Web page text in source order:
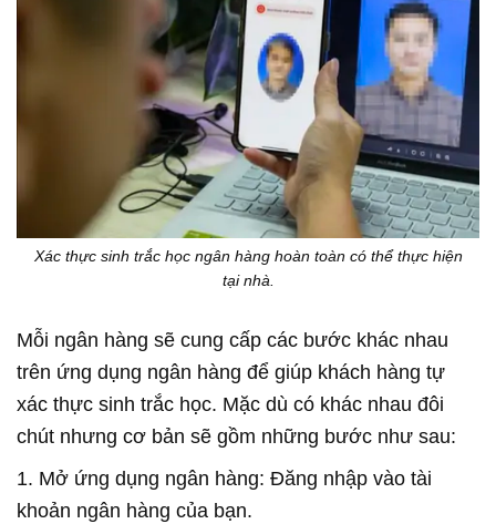
Xác thực sinh trắc học ngân hàng hoàn toàn có thể thực hiện
tại nhà.
Mỗi ngân hàng sẽ cung cấp các bước khác nhau
trên ứng dụng ngân hàng để giúp khách hàng tự
xác thực sinh trắc học. Mặc dù có khác nhau đôi
chút nhưng cơ bản sẽ gồm những bước như sau:
1. Mở ứng dụng ngân hàng: Đăng nhập vào tài
khoản ngân hàng của bạn.